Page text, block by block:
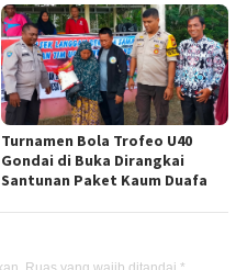
Turnamen Bola Trofeo U40
Gondai di Buka Dirangkai
Santunan Paket Kaum Duafa